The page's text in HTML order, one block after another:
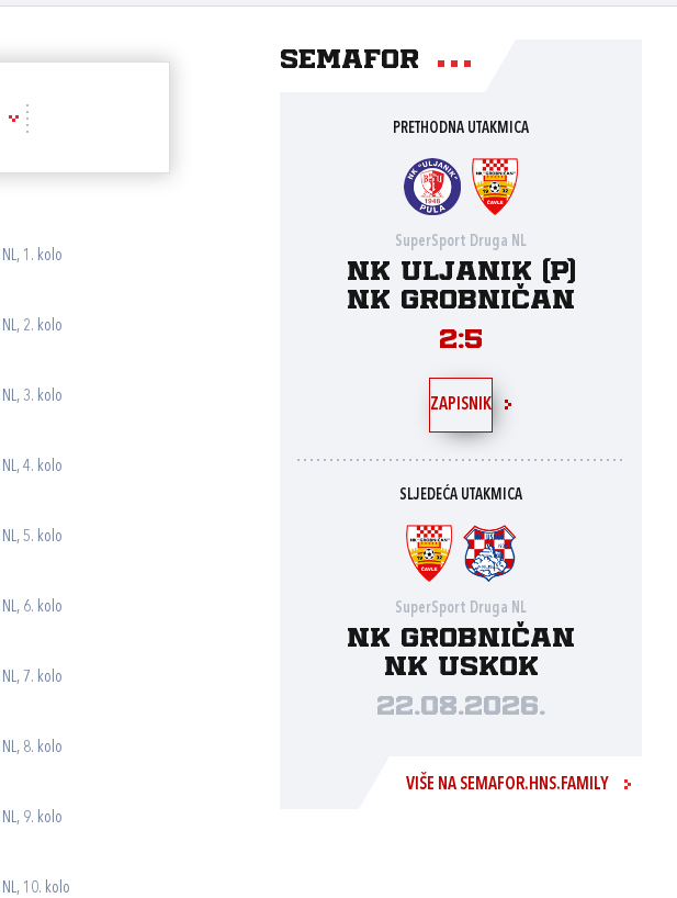
1. kolo
2. kolo
3. kolo
4. kolo
5. kolo
6. kolo
7. kolo
8. kolo
9. kolo
10. kolo
Semafor
PRETHODNA UTAKMICA
SuperSport Druga NL
NK Uljanik (P)
NK Grobničan
2:5
ZAPISNIK
SLJEDEĆA UTAKMICA
SuperSport Druga NL
NK Grobničan
NK Uskok
22.08.2026.
VIŠE NA SEMAFOR.HNS.FAMILY